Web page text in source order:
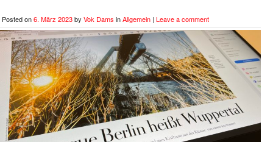
Posted on6. März 2023by Vok Dams inAllgemein | Leave a comment